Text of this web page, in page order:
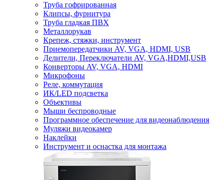
Труба гофрированная
Клипсы, фурнитура
Труба гладкая ПВХ
Металлорукав
Крепеж, стяжки, инструмент
Приемопередатчики AV, VGA, HDMI, USB
Делители, Переключатели AV, VGA,HDMI,USB
Конверторы AV, VGA, HDMI
Микрофоны
Реле, коммутация
ИК/LED подсветка
Объективы
Мыши беспроводные
Программное обеспечение для видеонаблюдения
Муляжи видеокамер
Наклейки
Инструмент и оснастка для монтажа